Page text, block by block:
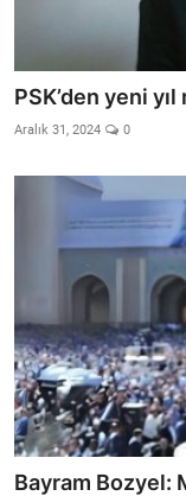
PSK’den yeni yıl
Aralık 31, 2024 0
Bayram Bozyel: